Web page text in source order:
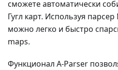
сможете автоматически
Гугл карт. Используя
можно легко и быстро
maps.
Функционал A-Parser